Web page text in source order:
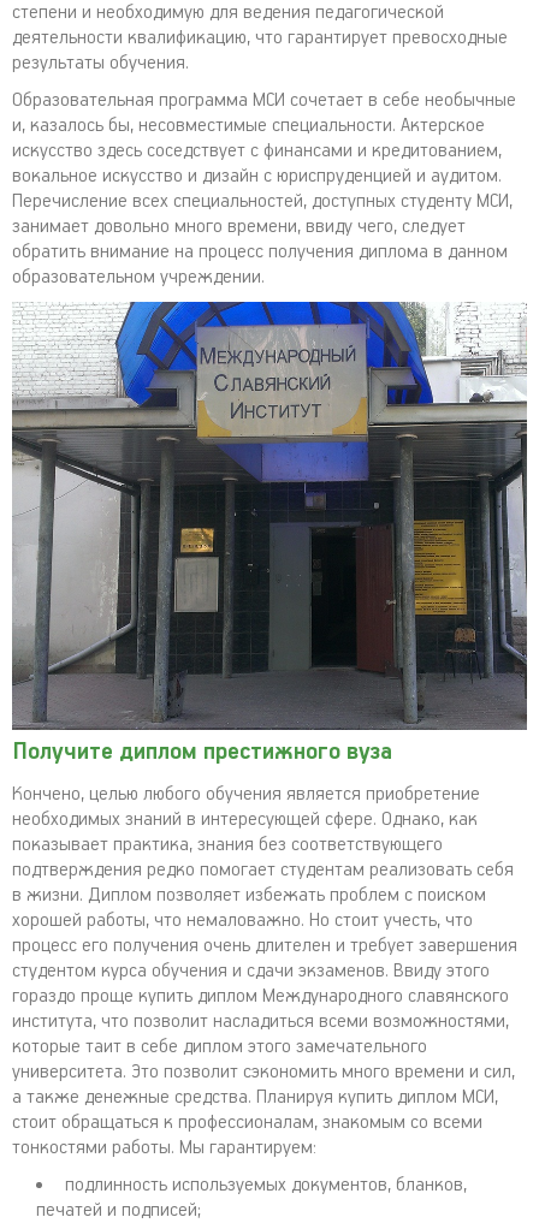
степени и необходимую для ведения педагогической
деятельности квалификацию, что гарантирует превосходные
результаты обучения.
Образовательная программа МСИ сочетает в себе необычные
и, казалось бы, несовместимые специальности. Актерское
искусство здесь соседствует с финансами и кредитованием,
вокальное искусство и дизайн с юриспруденцией и аудитом.
Перечисление всех специальностей, доступных студенту МСИ,
занимает довольно много времени, ввиду чего, следует
обратить внимание на процесс получения диплома в данном
образовательном учреждении.
Получите диплом престижного вуза
Кончено, целью любого обучения является приобретение
необходимых знаний в интересующей сфере. Однако, как
показывает практика, знания без соответствующего
подтверждения редко помогает студентам реализовать себя
в жизни. Диплом позволяет избежать проблем с поиском
хорошей работы, что немаловажно. Но стоит учесть, что
процесс его получения очень длителен и требует завершения
студентом курса обучения и сдачи экзаменов. Ввиду этого
гораздо проще купить диплом Международного славянского
института, что позволит насладиться всеми возможностями,
которые таит в себе диплом этого замечательного
университета. Это позволит сэкономить много времени и сил,
а также денежные средства. Планируя купить диплом МСИ,
стоит обращаться к профессионалам, знакомым со всеми
тонкостями работы. Мы гарантируем:
подлинность используемых документов, бланков,
печатей и подписей;